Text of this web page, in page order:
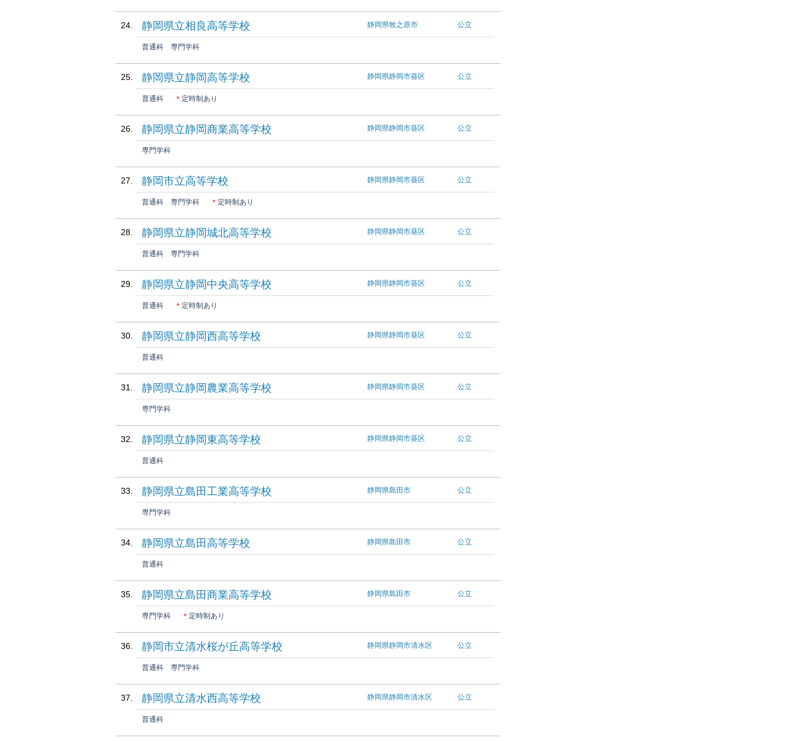
静岡県立相良高等学校 静岡県牧之原市 公立
普通科 専門学科
静岡県立静岡高等学校 静岡県静岡市葵区 公立
普通科 ＊ 定時制あり
静岡県立静岡商業高等学校 静岡県静岡市葵区 公立
専門学科
静岡市立高等学校 静岡県静岡市葵区 公立
普通科 専門学科 ＊ 定時制あり
静岡県立静岡城北高等学校 静岡県静岡市葵区 公立
普通科 専門学科
静岡県立静岡中央高等学校 静岡県静岡市葵区 公立
普通科 ＊ 定時制あり
静岡県立静岡西高等学校 静岡県静岡市葵区 公立
普通科
静岡県立静岡農業高等学校 静岡県静岡市葵区 公立
専門学科
静岡県立静岡東高等学校 静岡県静岡市葵区 公立
普通科
静岡県立島田工業高等学校 静岡県島田市 公立
専門学科
静岡県立島田高等学校 静岡県島田市 公立
普通科
静岡県立島田商業高等学校 静岡県島田市 公立
専門学科 ＊ 定時制あり
静岡市立清水桜が丘高等学校 静岡県静岡市清水区 公立
普通科 専門学科
静岡県立清水西高等学校 静岡県静岡市清水区 公立
普通科